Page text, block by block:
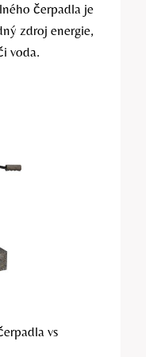
čerpadla je
zdroj energie,
voda.
vs